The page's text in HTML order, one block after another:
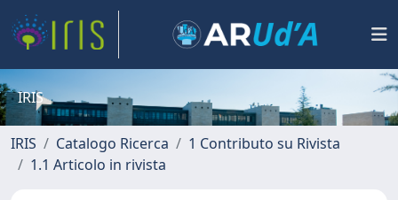
IRIS
IRIS Catalogo Ricerca
1 Contributo su Rivista
1.1 Articolo in rivista